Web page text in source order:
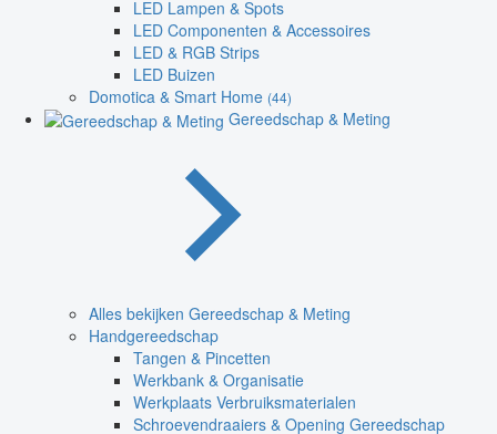
LED Lampen & Spots
LED Componenten & Accessoires
LED & RGB Strips
LED Buizen
Domotica & Smart Home (44)
Gereedschap & Meting
Alles bekijken Gereedschap & Meting
Handgereedschap
Tangen & Pincetten
Werkbank & Organisatie
Werkplaats Verbruiksmaterialen
Schroevendraaiers & Opening Gereedschap